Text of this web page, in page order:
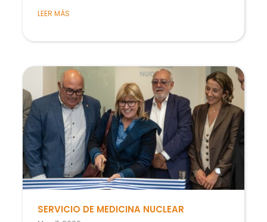
LEER MÁS
SERVICIO DE MEDICINA NUCLEAR